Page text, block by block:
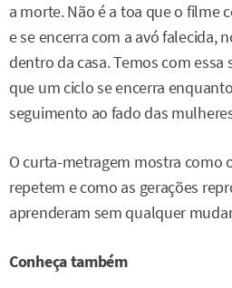
a morte. Não é a toa que o filme
e se encerra com a avó falecida,
dentro da casa. Temos com essa
que um ciclo se encerra
seguimento ao fado das
O curta-metragem mostra como
repetem e como as gerações
aprenderam sem qualquer
Conheça também